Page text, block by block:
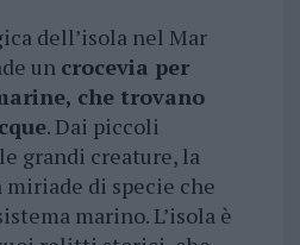
dell’isola nel Mar
un crocevia per
che trovano
. Dai piccoli
grandi creature, la
miriade di specie che
marino. L’isola è